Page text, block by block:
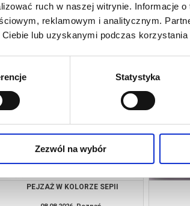
ruch w naszej witrynie. Informacje
reklamowym i analitycznym.
lub uzyskanymi podczas korzystania
Statystyka
Zezwól na wybór
GÓRA MOCY | DZIECIAKI, DO KINA!
kup bilet
PEJZAŻ W KOLORZE SEPII